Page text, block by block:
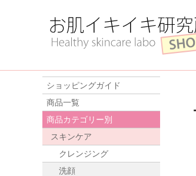
ショッピングガイド
商品一覧
商品カテゴリー別
スキンケア
クレンジング
洗顔